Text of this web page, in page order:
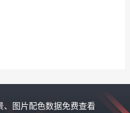
、图片配色数据免费查看